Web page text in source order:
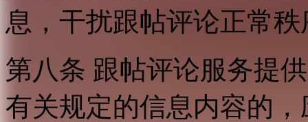
息，干扰跟帖评论正常
第八条 跟帖评论服务提
有关规定的信息内容的